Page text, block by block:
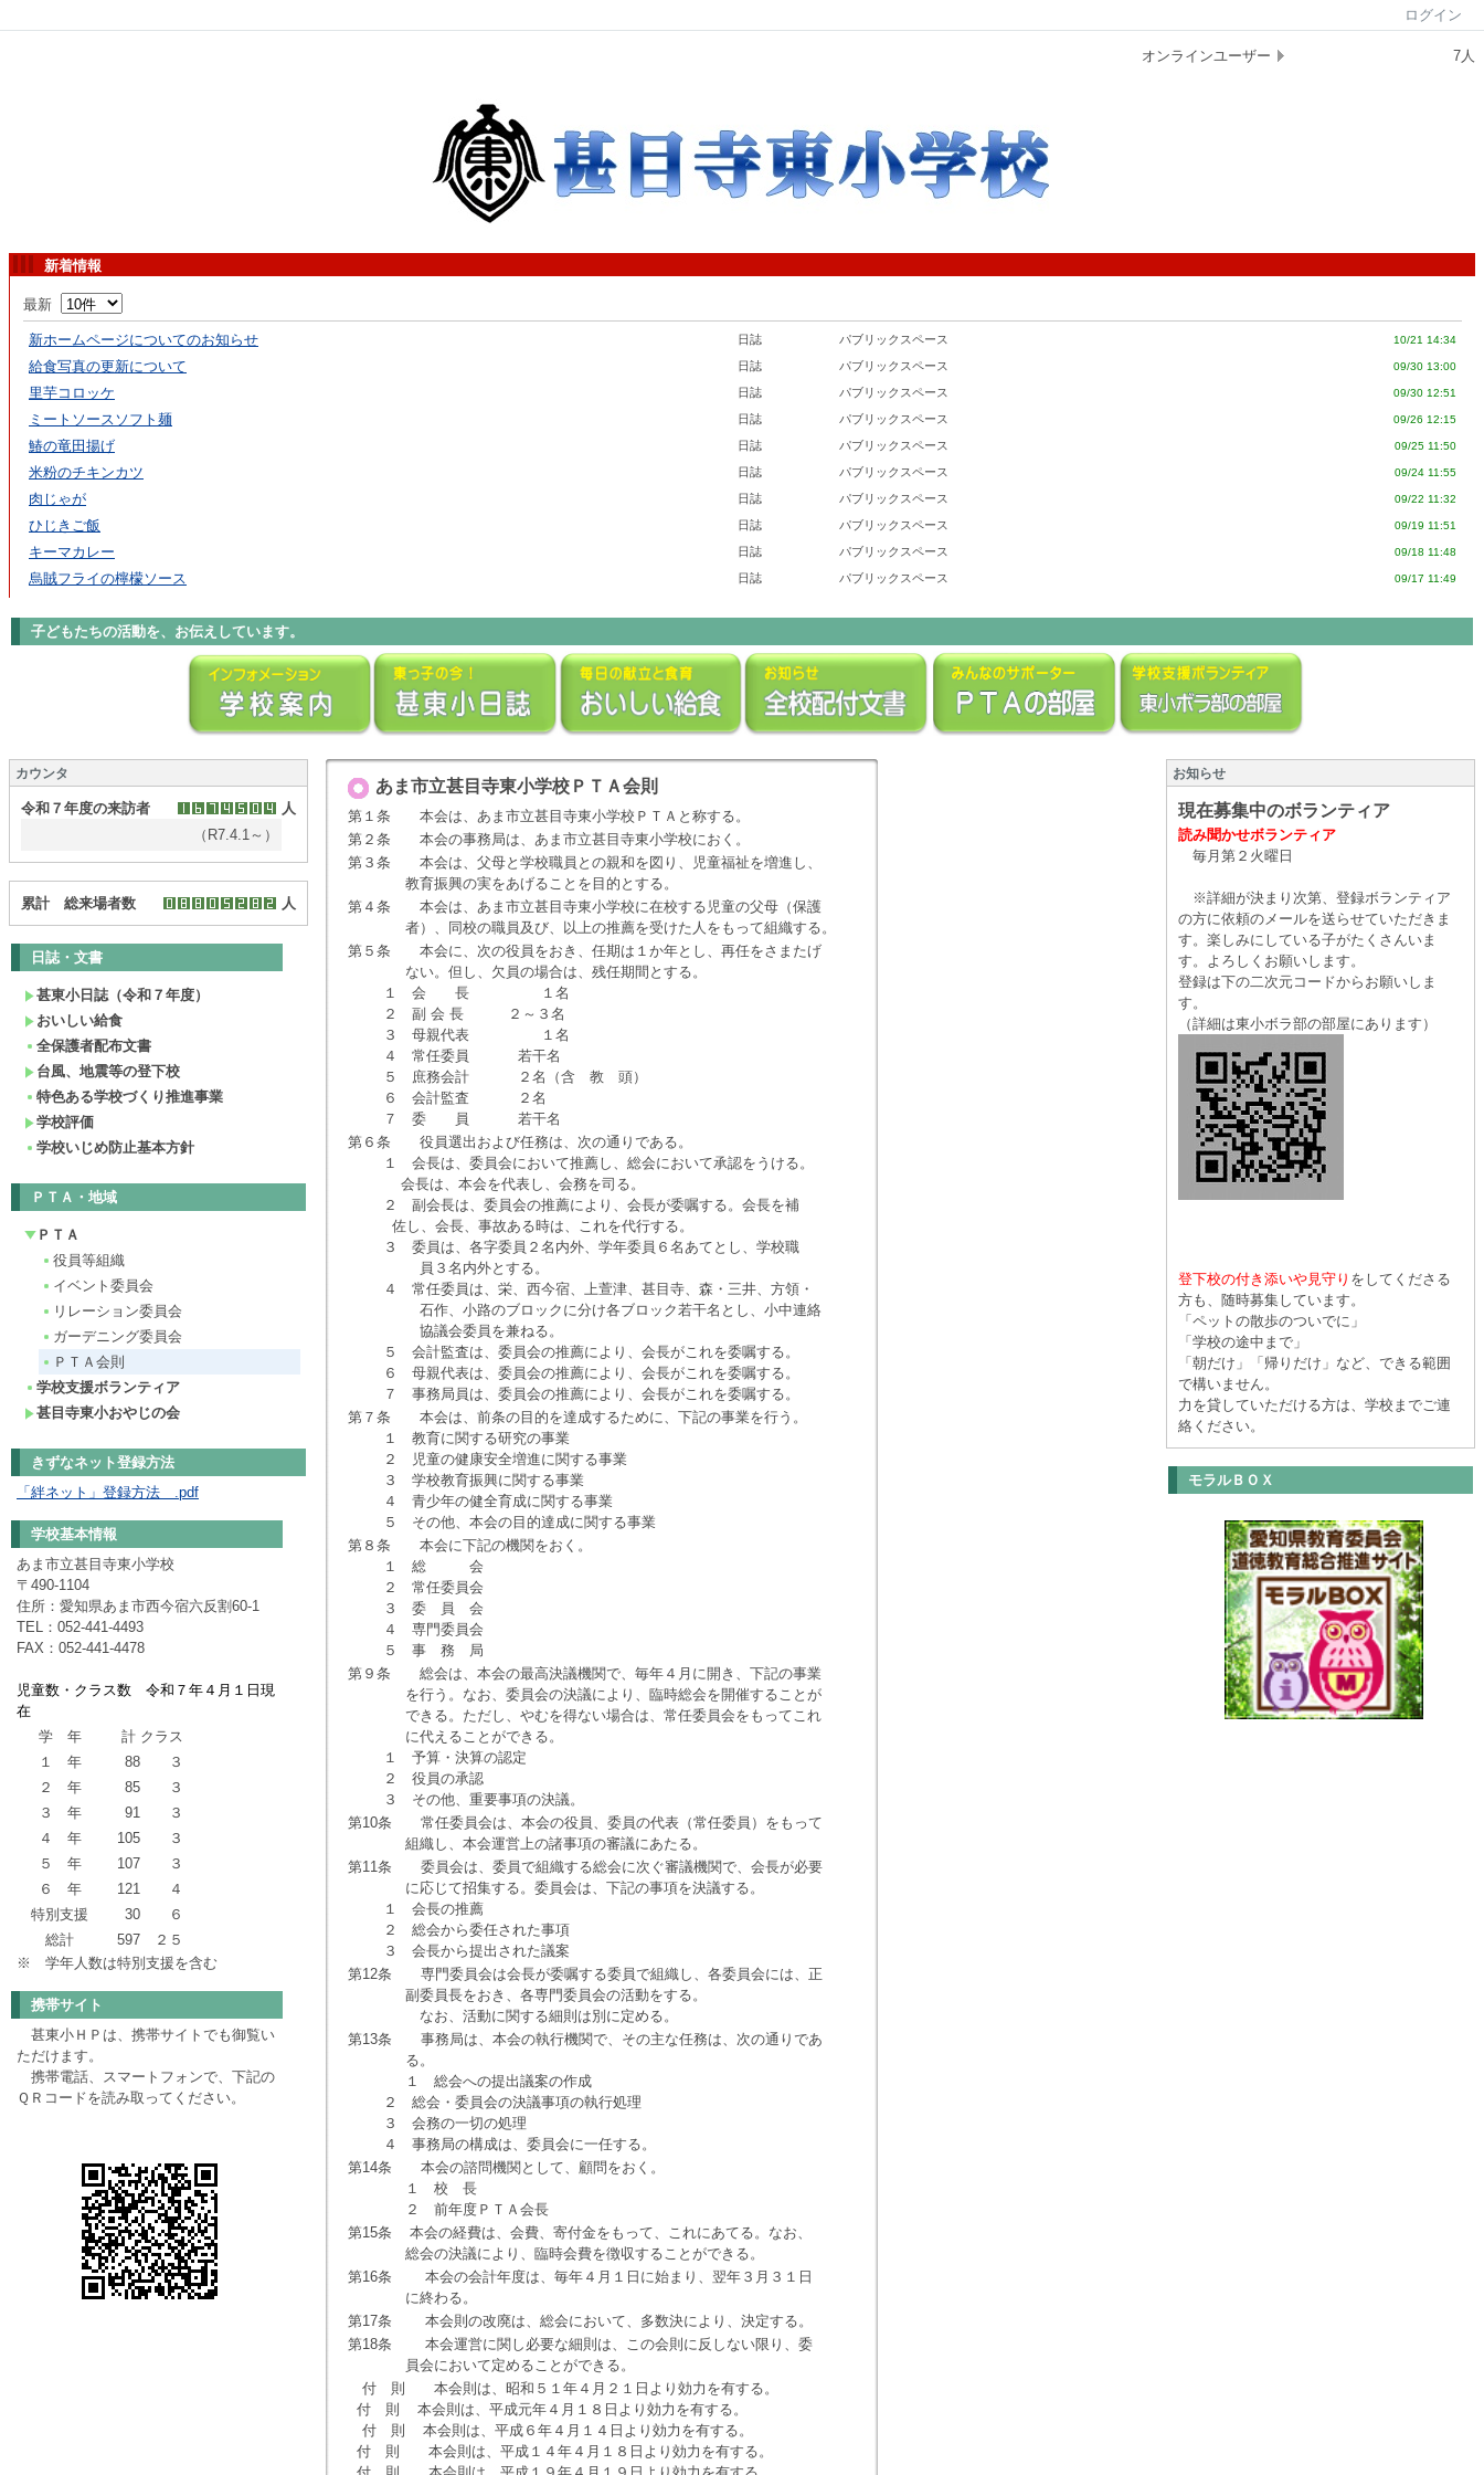
ログイン
オンラインユーザー 7人
新着情報
最新
新ホームページについてのお知らせ 日誌 パブリックスペース 10/21 14:34
給食写真の更新について 日誌 パブリックスペース 09/30 13:00
里芋コロッケ 日誌 パブリックスペース 09/30 12:51
ミートソースソフト麺 日誌 パブリックスペース 09/26 12:15
鰆の竜田揚げ 日誌 パブリックスペース 09/25 11:50
米粉のチキンカツ 日誌 パブリックスペース 09/24 11:55
肉じゃが 日誌 パブリックスペース 09/22 11:32
ひじきご飯 日誌 パブリックスペース 09/19 11:51
キーマカレー 日誌 パブリックスペース 09/18 11:48
烏賊フライの檸檬ソース 日誌 パブリックスペース 09/17 11:49
子どもたちの活動を、お伝えしています。
カウンタ
令和７年度の来訪者
人
（R7.4.1～）
累計 総来場者数 人
日誌・文書
甚東小日誌（令和７年度）
おいしい給食
全保護者配布文書
台風、地震等の登下校
特色ある学校づくり推進事業
学校評価
学校いじめ防止基本方針
ＰＴＡ・地域
ＰＴＡ
役員等組織
イベント委員会
リレーション委員会
ガーデニング委員会
ＰＴＡ会則
学校支援ボランティア
甚目寺東小おやじの会
きずなネット登録方法
「絆ネット」登録方法 .pdf
学校基本情報
あま市立甚目寺東小学校
〒490-1104
住所：愛知県あま市西今宿六反割60-1
TEL：052-441-4493
FAX：052-441-4478
児童数・クラス数 令和７年４月１日現
在
学 年
計 クラス
１ 年
88
３
２ 年
85
３
３ 年
91
３
４ 年
105
３
５ 年
107
３
６ 年
121
４
特別支援
30
６
総計
597
２５
※ 学年人数は特別支援を含む
携帯サイト
甚東小ＨＰは、携帯サイトでも御覧い
ただけます。
携帯電話、スマートフォンで、下記の
ＱＲコードを読み取ってください。
あま市立甚目寺東小学校ＰＴＡ会則
第１条 本会は、あま市立甚目寺東小学校ＰＴＡと称する。
第２条 本会の事務局は、あま市立甚目寺東小学校におく。
第３条 本会は、父母と学校職員との親和を図り、児童福祉を増進し、
教育振興の実をあげることを目的とする。
第４条 本会は、あま市立甚目寺東小学校に在校する児童の父母（保護
者）、同校の職員及び、以上の推薦を受けた人をもって組織する。
第５条 本会に、次の役員をおき、任期は１か年とし、再任をさまたげ
ない。但し、欠員の場合は、残任期間とする。
１ 会 長 １名
２ 副 会 長 ２～３名
３ 母親代表 １名
４ 常任委員 若干名
５ 庶務会計 ２名（含 教 頭）
６ 会計監査 ２名
７ 委 員 若干名
第６条 役員選出および任務は、次の通りである。
１ 会長は、委員会において推薦し、総会において承認をうける。
会長は、本会を代表し、会務を司る。
２ 副会長は、委員会の推薦により、会長が委嘱する。会長を補
佐し、会長、事故ある時は、これを代行する。
３ 委員は、各字委員２名内外、学年委員６名あてとし、学校職
員３名内外とする。
４ 常任委員は、栄、西今宿、上萱津、甚目寺、森・三井、方領・
石作、小路のブロックに分け各ブロック若干名とし、小中連絡
協議会委員を兼ねる。
５ 会計監査は、委員会の推薦により、会長がこれを委嘱する。
６ 母親代表は、委員会の推薦により、会長がこれを委嘱する。
７ 事務局員は、委員会の推薦により、会長がこれを委嘱する。
第７条 本会は、前条の目的を達成するために、下記の事業を行う。
１ 教育に関する研究の事業
２ 児童の健康安全増進に関する事業
３ 学校教育振興に関する事業
４ 青少年の健全育成に関する事業
５ その他、本会の目的達成に関する事業
第８条 本会に下記の機関をおく。
１ 総 会
２ 常任委員会
３ 委 員 会
４ 専門委員会
５ 事 務 局
第９条 総会は、本会の最高決議機関で、毎年４月に開き、下記の事業
を行う。なお、委員会の決議により、臨時総会を開催することが
できる。ただし、やむを得ない場合は、常任委員会をもってこれ
に代えることができる。
１ 予算・決算の認定
２ 役員の承認
３ その他、重要事項の決議。
第10条 常任委員会は、本会の役員、委員の代表（常任委員）をもって
組織し、本会運営上の諸事項の審議にあたる。
第11条 委員会は、委員で組織する総会に次ぐ審議機関で、会長が必要
に応じて招集する。委員会は、下記の事項を決議する。
１ 会長の推薦
２ 総会から委任された事項
３ 会長から提出された議案
第12条 専門委員会は会長が委嘱する委員で組織し、各委員会には、正
副委員長をおき、各専門委員会の活動をする。
なお、活動に関する細則は別に定める。
第13条 事務局は、本会の執行機関で、その主な任務は、次の通りであ
る。
１ 総会への提出議案の作成
２ 総会・委員会の決議事項の執行処理
３ 会務の一切の処理
４ 事務局の構成は、委員会に一任する。
第14条 本会の諮問機関として、顧問をおく。
１ 校 長
２ 前年度ＰＴＡ会長
第15条 本会の経費は、会費、寄付金をもって、これにあてる。なお、
総会の決議により、臨時会費を徴収することができる。
第16条 本会の会計年度は、毎年４月１日に始まり、翌年３月３１日
に終わる。
第17条 本会則の改廃は、総会において、多数決により、決定する。
第18条 本会運営に関し必要な細則は、この会則に反しない限り、委
員会において定めることができる。
付 則 本会則は、昭和５１年４月２１日より効力を有する。
付 則 本会則は、平成元年４月１８日より効力を有する。
付 則 本会則は、平成６年４月１４日より効力を有する。
付 則 本会則は、平成１４年４月１８日より効力を有する。
お知らせ
現在募集中のボランティア
読み聞かせボランティア
毎月第２火曜日
※詳細が決まり次第、登録ボランティア
の方に依頼のメールを送らせていただきま
す。楽しみにしている子がたくさんいま
す。よろしくお願いします。
登録は下の二次元コードからお願いしま
す。
（詳細は東小ボラ部の部屋にあります）
登下校の付き添いや見守り をしてくださる
方も、随時募集しています。
「ペットの散歩のついでに」
「学校の途中まで」
「朝だけ」「帰りだけ」など、できる範囲
で構いません。
力を貸していただける方は、学校までご連
絡ください。
モラルＢＯＸ